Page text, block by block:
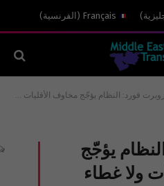
)
Français
( الفرنسية)
روبرت فورد: النظام يؤجّج مخاوف الأقليات ولا غطاء عربي وتركي لعمل عسكري
يؤجّج
ولا غطاء